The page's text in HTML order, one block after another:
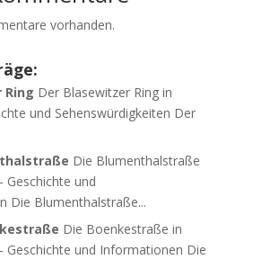
vorhanden.
Ring Der Blasewitzer Ring in
und Sehenswürdigkeiten Der
Die Blumenthalstraße
Geschichte und
Die Blumenthalstraße...
Die Boenkestraße in
Geschichte und Informationen Die